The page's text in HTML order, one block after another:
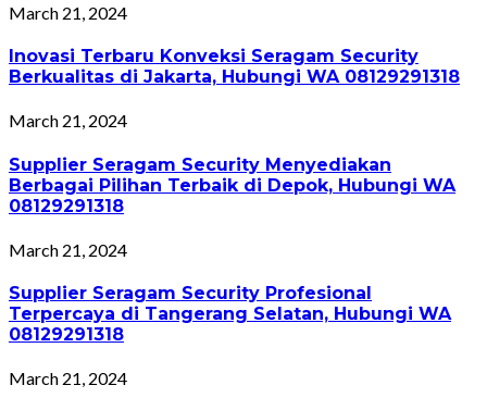
March 21, 2024
Inovasi Terbaru Konveksi Seragam Security
Berkualitas di Jakarta, Hubungi WA 08129291318
March 21, 2024
Supplier Seragam Security Menyediakan
Berbagai Pilihan Terbaik di Depok, Hubungi WA
08129291318
March 21, 2024
Supplier Seragam Security Profesional
Terpercaya di Tangerang Selatan, Hubungi WA
08129291318
March 21, 2024